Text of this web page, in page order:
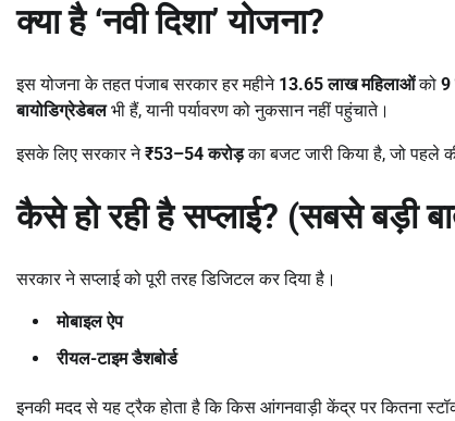
क्या है‘नवी दिशा’योजना?
इस योजना के तहत पंजाब सरकार हर महीने 13.65लाख महिलाओंको 9
बायोडिग्रेडेबलभी हैं, यानी पर्यावरण को नुकसान नहीं पहुंचाते।
इसके लिए सरकार ने₹53–54करोड़का बजट जारी किया है, जो पहले
कैसे हो रही है सप्लाई? (सबसे बड़ी
सरकार ने सप्लाई को पूरी तरह डिजिटल कर दिया है।
मोबाइल ऐप
रीयल-टाइम डैशबोर्ड
इनकी मदद से यह ट्रैक होता है कि किस आंगनवाड़ी केंद्र पर कितना